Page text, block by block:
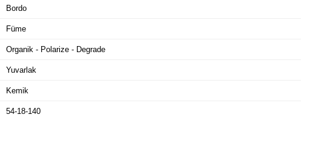
Bordo
Füme
Organik - Polarize - Degrade
Yuvarlak
Kemik
54-18-140